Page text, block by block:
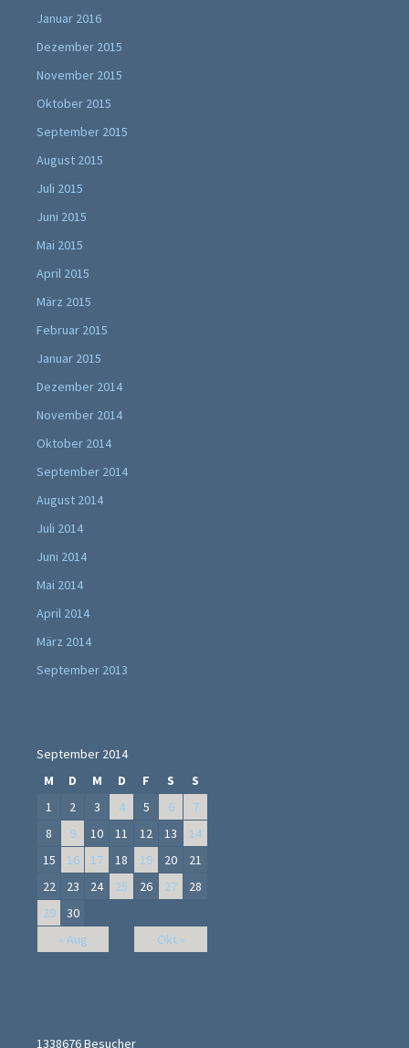
Januar 2016
Dezember 2015
November 2015
Oktober 2015
September 2015
August 2015
Juli 2015
Juni 2015
Mai 2015
April 2015
März 2015
Februar 2015
Januar 2015
Dezember 2014
November 2014
Oktober 2014
September 2014
August 2014
Juli 2014
Juni 2014
Mai 2014
April 2014
März 2014
September 2013
September 2014
M
D M D F S S
« Aug Okt »
1 2 3 4 5 6
7
8
9 10 11 12 13
14
15
16 17 18 19 20
21
22
23 24 25 26 27
28
29
30
1338676Besucher